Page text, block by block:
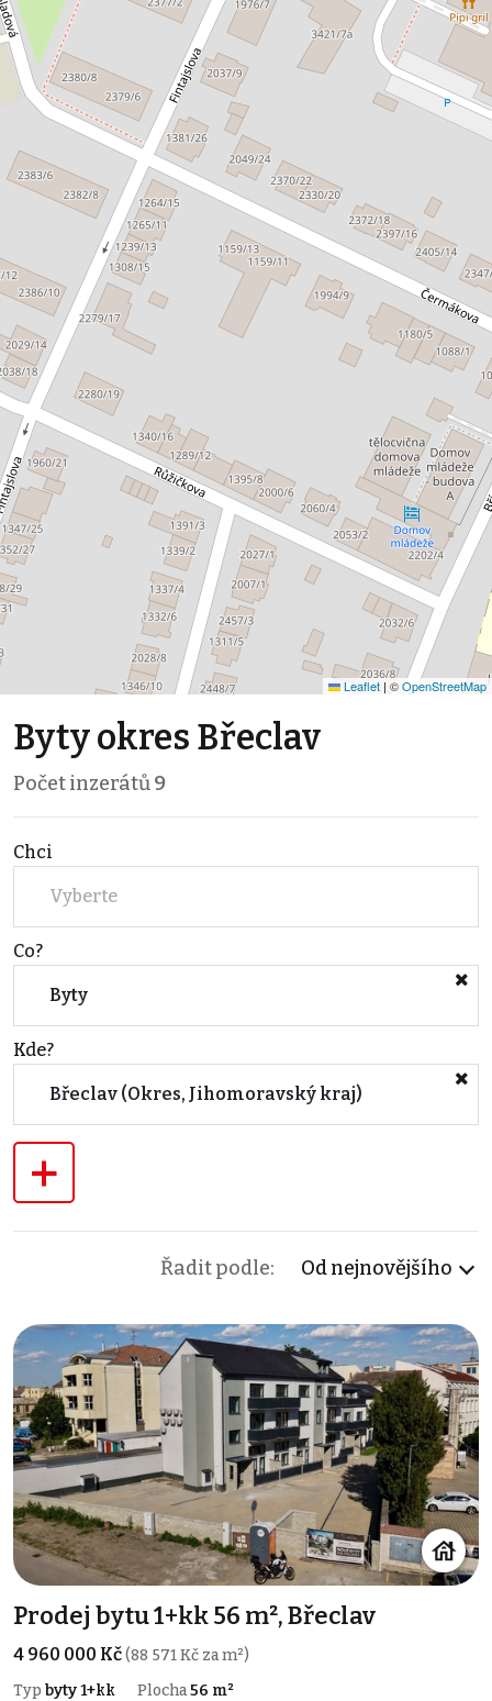
Leaflet | ©OpenStreetMap
Byty okres Břeclav
Počet inzerátů9
Chci
Vyberte
Co?
Byty
Kde?
Břeclav (Okres, Jihomoravský kraj)
+
Řadit podle: Od nejnovějšího
Prodej bytu 1+kk 56 m², Břeclav
4 960 000 Kč(88 571 Kč za m²)
Typ byty 1+kk Plocha56 m²